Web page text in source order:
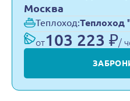
Москва
Теплоход:Теплоход
от103 223 ₽/